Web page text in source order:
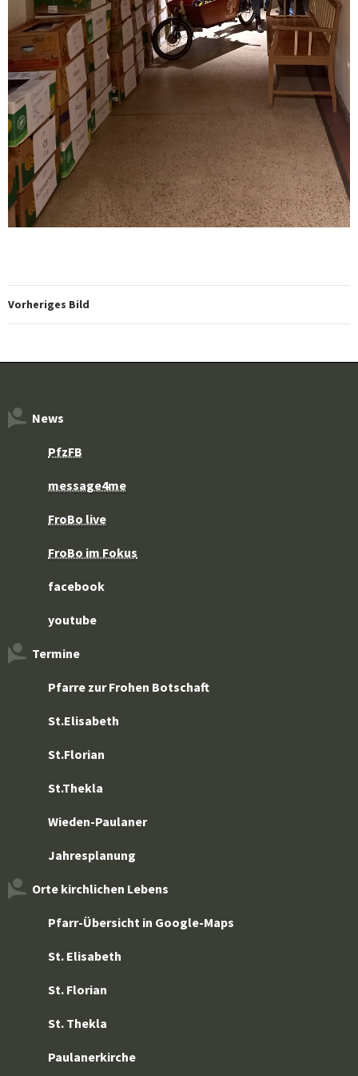
Vorheriges Bild
News
PfzFB
message4me
FroBo live
FroBo im Fokus
facebook
youtube
Termine
Pfarre zur Frohen Botschaft
St.Elisabeth
St.Florian
St.Thekla
Wieden-Paulaner
Jahresplanung
Orte kirchlichen Lebens
Pfarr-Übersicht in Google-Maps
St. Elisabeth
St. Florian
St. Thekla
Paulanerkirche